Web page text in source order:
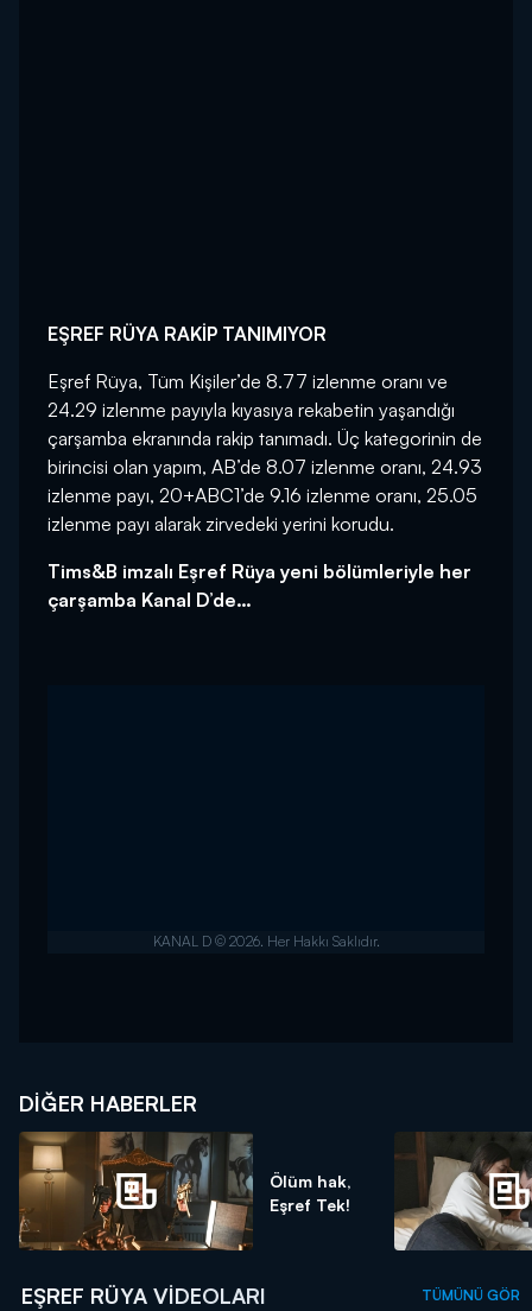
EŞREF RÜYA RAKİP TANIMIYOR
Eşref Rüya, Tüm Kişiler’de 8.77 izlenme oranı ve
24.29 izlenme payıyla kıyasıya rekabetin yaşandığı
çarşamba ekranında rakip tanımadı. Üç kategorinin de
birincisi olan yapım, AB’de 8.07 izlenme oranı, 24.93
izlenme payı, 20+ABC1’de 9.16 izlenme oranı, 25.05
izlenme payı alarak zirvedeki yerini korudu.
Tims&B imzalı Eşref Rüya yeni bölümleriyle her
çarşamba Kanal D’de…
DIĞER HABERLER
Ölüm hak,
Eşref Tek!
EŞREF RÜYA VIDEOLARI TÜMÜNÜ GÖR